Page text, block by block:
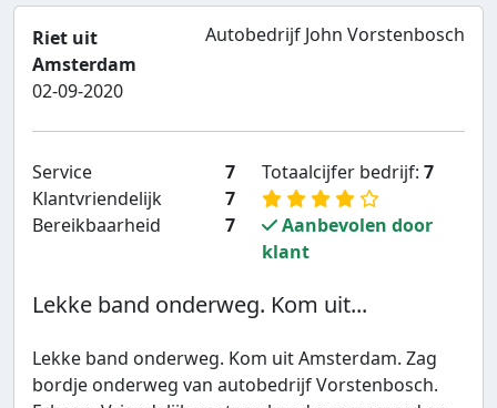
Riet uit
Amsterdam
02-09-2020
Autobedrijf John Vorstenbosch
Service
7
Klantvriendelijk
7
Bereikbaarheid
7
Totaalcijfer bedrijf: 7
Aanbevolen door
klant
Lekke band onderweg. Kom uit...
Lekke band onderweg. Kom uit Amsterdam. Zag
bordje onderweg van autobedrijf Vorstenbosch.